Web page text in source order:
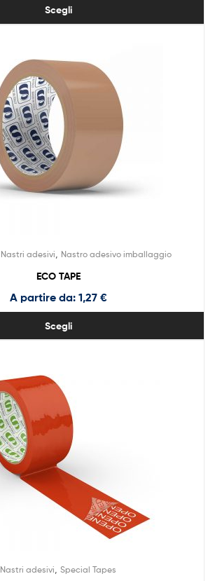
Scegli
Nastri adesivi Nastro adesivo imballaggio
ECO TAPE
A partire da: 1,27 €
Scegli
Nastri adesivi Special Tapes